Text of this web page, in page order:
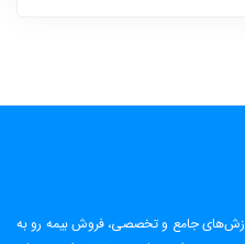
جامع و تخصصی، فروش بیمه رو به